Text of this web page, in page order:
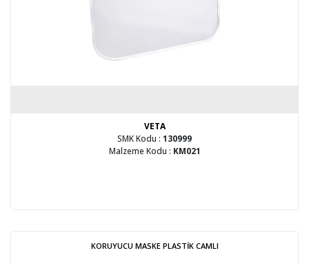
VETA
SMK Kodu : 130999
Malzeme Kodu : KM021
KORUYUCU MASKE PLASTİK CAMLI